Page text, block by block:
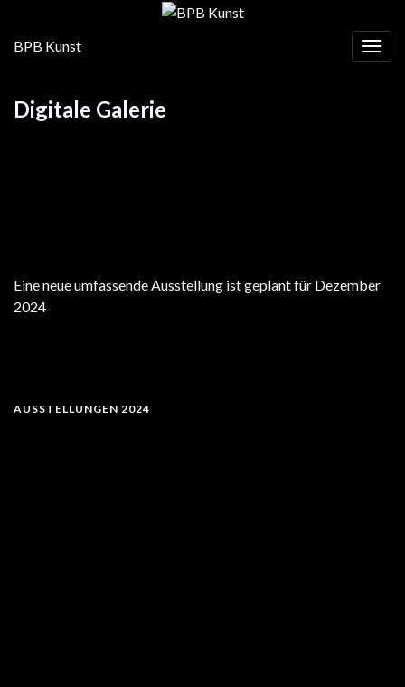
BPB Kunst
Digitale Galerie
Eine neue umfassende Ausstellung ist geplant für Dezember
2024
AUSSTELLUNGEN 2024